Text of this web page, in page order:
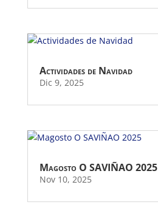
Actividades de Navidad
Dic 9, 2025
Magosto O SAVIÑAO 2025
Nov 10, 2025